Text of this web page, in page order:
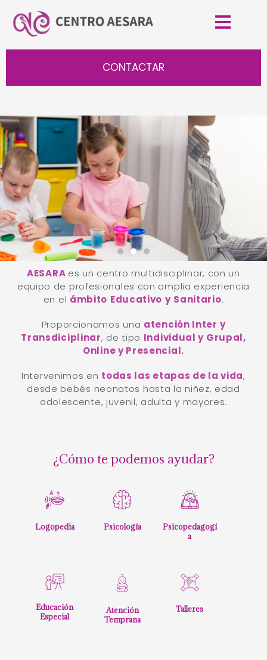
CONTACTAR
14 AÑOS CONTIGO
AESARA es un centro multidisciplinar, con un
equipo de profesionales con amplia experiencia
en el ámbito Educativo y Sanitario.
Proporcionamos una atención Inter y
Transdiciplinar, de tipo Individual y Grupal,
Online y Presencial.
Intervenimos en todas las etapas de la vida,
desde bebés neonatos hasta la niñez, edad
adolescente, juvenil, adulta y mayores.
¿Cómo te podemos ayudar?
Logopedia Psicología
Psicopedagogí
a
Educación
Especial
Atención
Temprana
Talleres